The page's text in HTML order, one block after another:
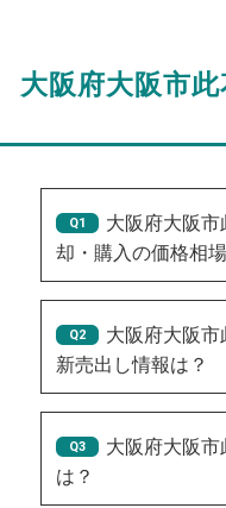
大阪府大阪市
大阪府大阪
却・購入の価格相
大阪府大阪
新売出し情報は？
2026/08/01/3,950万
2026/08/01/3,400万
2026/08/04/1,650万円
大阪府大阪
は？